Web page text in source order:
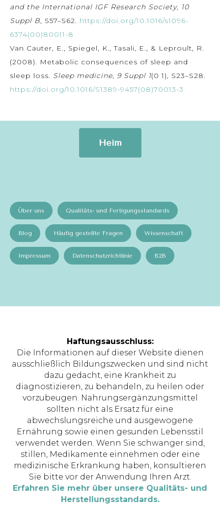
and the International IGF Research Society, 10
Suppl B, S57–S62. https://doi.org/10.1016/s1096-
6374(00)80011-8
Van Cauter, E., Spiegel, K., Tasali, E., & Leproult, R.
(2008). Metabolic consequences of sleep and
sleep loss. Sleep medicine, 9 Suppl 1(0 1), S23–S28.
https://doi.org/10.1016/S1389-9457(08)70013-3
Heim
Über uns Qualitäts- und Fertigungsstandards
Blog Häufig gestellte Fragen Wissenschaft
Impressum Datenschutzrichtlinie B2B
Haftungsausschluss:
Die Informationen auf dieser Website dienen
ausschließlich Bildungszwecken und sind nicht
dazu gedacht, eine Krankheit zu
diagnostizieren, zu behandeln, zu heilen oder
vorzubeugen. Nahrungsergänzungsmittel
sollten nicht als Ersatz für eine
abwechslungsreiche und ausgewogene
Ernährung sowie einen gesunden Lebensstil
verwendet werden. Wenn Sie schwanger sind,
stillen, Medikamente einnehmen oder eine
medizinische Erkrankung haben, konsultieren
Sie bitte vor der Anwendung Ihren Arzt.
Erfahren Sie mehr über unsere Qualitäts- und
Herstellungsstandards.